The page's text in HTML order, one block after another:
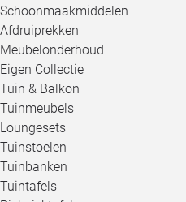
Schoonmaakmiddelen
Afdruiprekken
Meubelonderhoud
Eigen Collectie
Tuin & Balkon
Tuinmeubels
Loungesets
Tuinstoelen
Tuinbanken
Tuintafels